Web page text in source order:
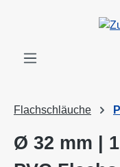
Zum Hauptinhalt
Flachschläuche
Ø 32 mm |